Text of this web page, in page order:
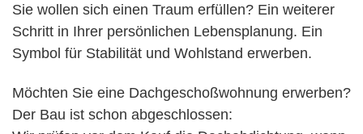
Sie wollen sich einen Traum erfüllen? Ein weiterer
Schritt in Ihrer persönlichen Lebensplanung. Ein
Symbol für Stabilität und Wohlstand erwerben.
Möchten Sie eine Dachgeschoßwohnung erwerben?
Der Bau ist schon abgeschlossen: